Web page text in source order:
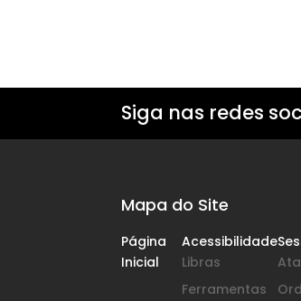
Siga nas redes
Mapa do Site
Página
Inicial
Acessibilidade
Libras
Ferramentas